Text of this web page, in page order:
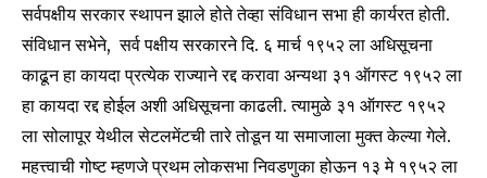
सर्वपक्षीय सरकार स्थापन झाले होते तेव्हा संविधान सभा ही कार्यरत होती.
संविधान सभेने, सर्व पक्षीय सरकारने दि. ६ मार्च १९५२ ला अधिसूचना
काढून हा कायदा प्रत्येक राज्याने रद्द करावा अन्यथा ३१ ऑगस्ट १९५२ ला
हा कायदा रद्द होईल अशी अधिसूचना काढली. त्यामुळे ३१ ऑगस्ट १९५२
ला सोलापूर येथील सेटलमेंटची तारे तोडून या समाजाला मुक्त केल्या गेले.
महत्त्वाची गोष्ट म्हणजे प्रथम लोकसभा निवडणुका होऊन १३ मे १९५२ ला